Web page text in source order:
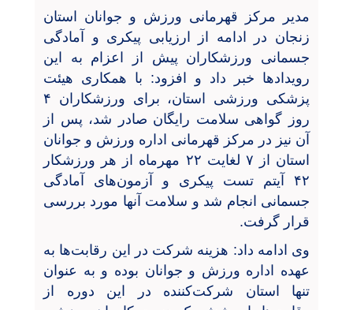
مدیر مرکز قهرمانی ورزش و جوانان استان
زنجان در ادامه از ارزیابی پیکری و آمادگی
جسمانی ورزشکاران پیش از اعزام به این
رویدادها خبر داد و افزود: با همکاری هیئت
پزشکی ورزشی استان، برای ورزشکاران ۴
روز گواهی سلامت رایگان صادر شد، پس از
آن نیز در مرکز قهرمانی اداره ورزش و جوانان
استان از ۷ لغایت ۲۲ مهرماه از هر ورزشکار
۴۲ آیتم تست پیکری و آزمون‌های آمادگی
جسمانی انجام شد و سلامت آنها مورد بررسی
قرار گرفت.
وی ادامه داد: هزینه شرکت در این رقابت‌ها به
عهده اداره ورزش و جوانان بوده و به عنوان
تنها استان شرکت‌کننده در این دوره از